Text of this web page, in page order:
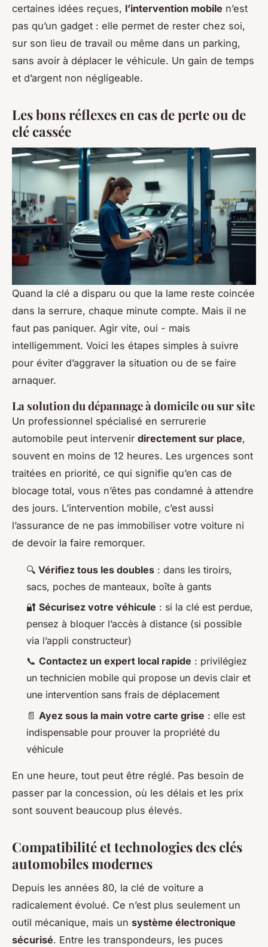
certaines idées reçues, l’intervention mobile n’est
pas qu’un gadget : elle permet de rester chez soi,
sur son lieu de travail ou même dans un parking,
sans avoir à déplacer le véhicule. Un gain de temps
et d’argent non négligeable.
Les bons réflexes en cas de perte ou de
clé cassée
Quand la clé a disparu ou que la lame reste coincée
dans la serrure, chaque minute compte. Mais il ne
faut pas paniquer. Agir vite, oui - mais
intelligemment. Voici les étapes simples à suivre
pour éviter d’aggraver la situation ou de se faire
arnaquer.
La solution du dépannage à domicile ou sur site
Un professionnel spécialisé en serrurerie
automobile peut intervenir directement sur place,
souvent en moins de 12 heures. Les urgences sont
traitées en priorité, ce qui signifie qu’en cas de
blocage total, vous n’êtes pas condamné à attendre
des jours. L’intervention mobile, c’est aussi
l’assurance de ne pas immobiliser votre voiture ni
de devoir la faire remorquer.
🔍 Vérifiez tous les doubles : dans les tiroirs,
sacs, poches de manteaux, boîte à gants
🔐 Sécurisez votre véhicule : si la clé est perdue,
pensez à bloquer l’accès à distance (si possible
via l’appli constructeur)
📞 Contactez un expert local rapide : privilégiez
un technicien mobile qui propose un devis clair et
une intervention sans frais de déplacement
📄 Ayez sous la main votre carte grise : elle est
indispensable pour prouver la propriété du
véhicule
En une heure, tout peut être réglé. Pas besoin de
passer par la concession, où les délais et les prix
sont souvent beaucoup plus élevés.
Compatibilité et technologies des clés
automobiles modernes
Depuis les années 80, la clé de voiture a
radicalement évolué. Ce n’est plus seulement un
outil mécanique, mais un système électronique
sécurisé. Entre les transpondeurs, les puces